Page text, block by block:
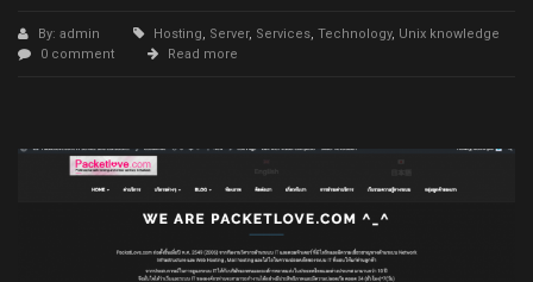
By: admin Hosting, Server, Services, Technology, Unix knowledge
0 comment
Read more